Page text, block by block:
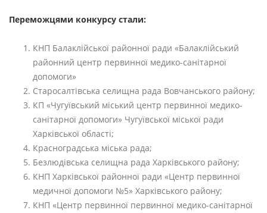
Переможцями конкурсу стали:
КНП Балаклійської районної ради «Балаклійський
районний центр первинної медико-санітарної
допомоги»
Старосалтівська селищна рада Вовчанського району;
КП «Чугуївський міський центр первинної медико-
санітарної допомоги» Чугуївської міської ради
Харківської області;
Красноградська міська рада;
Безлюдівська селищна рада Харківського району;
КНП Харківської районної ради «Центр первинної
медичної допомоги №5» Харківського району;
КНП «Центр первинної первинної медико-санітарної